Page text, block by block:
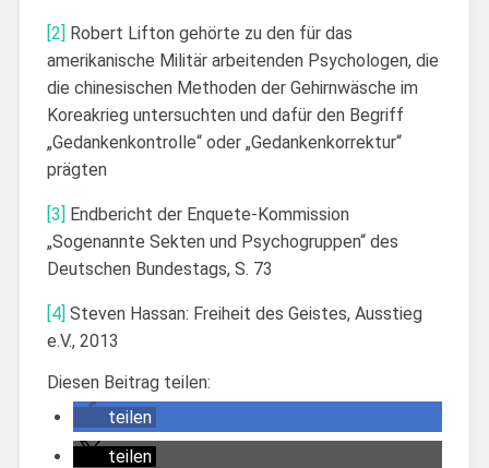
[2] Robert Lifton gehörte zu den für das
amerikanische Militär arbeitenden Psychologen, die
die chinesischen Methoden der Gehirnwäsche im
Koreakrieg untersuchten und dafür den Begriff
„Gedankenkontrolle“ oder „Gedankenkorrektur“
prägten
[3] Endbericht der Enquete-Kommission
„Sogenannte Sekten und Psychogruppen“ des
Deutschen Bundestags, S. 73
[4] Steven Hassan: Freiheit des Geistes, Ausstieg
e.V., 2013
Diesen Beitrag teilen:
teilen
teilen